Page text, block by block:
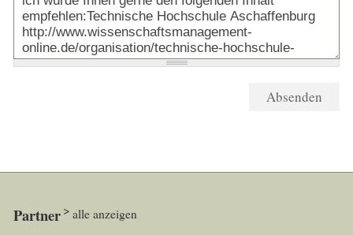
Partner alle anzeigen